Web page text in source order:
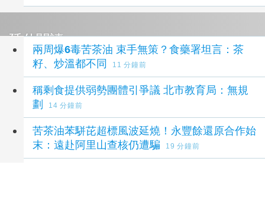
延伸閱讀
兩周爆6毒苦茶油 束手無策？食藥署坦言：茶
籽、炒溫都不同
11 分鐘前
稱剩食提供弱勢團體引爭議 北市教育局：無規
劃
14 分鐘前
苦茶油苯駢芘超標風波延燒！永豐餘還原合作始
末：遠赴阿里山查核仍遭騙
19 分鐘前